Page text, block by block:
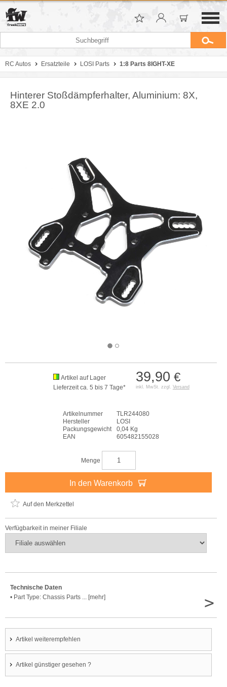
RC Autos Ersatzteile LOSI Parts 1:8 Parts 8IGHT-XE
Hinterer Stoßdämpferhalter, Aluminium: 8X,
8XE 2.0
39,90 €
inkl. MwSt. zzgl. Versand
Artikel auf Lager
Lieferzeit ca. 5 bis 7 Tage*
Artikelnummer
TLR244080
Hersteller
LOSI
Packungsgewicht
0,04 Kg
EAN
605482155028
Menge
In den Warenkorb
Auf den Merkzettel
Verfügbarkeit in meiner Filiale
Technische Daten
• Part Type: Chassis Parts ... [mehr]
>
Artikel weiterempfehlen
Artikel günstiger gesehen ?